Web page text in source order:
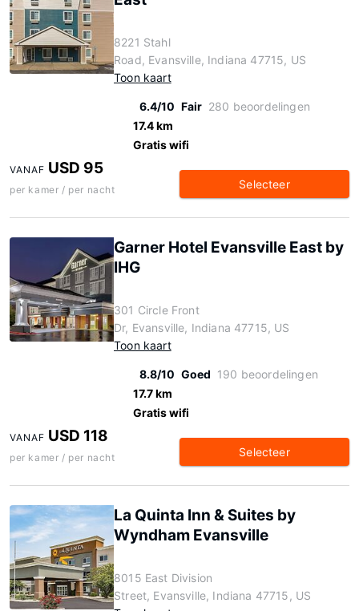
8221 Stahl
Road, Evansville, Indiana 47715, US
Toon kaart
6.4/10 Fair 280 beoordelingen
17.4 km
Gratis wifi
VANAF USD 95
per kamer / per nacht Selecteer
Garner Hotel Evansville East by
IHG
301 Circle Front
Dr, Evansville, Indiana 47715, US
Toon kaart
8.8/10 Goed 190 beoordelingen
17.7 km
Gratis wifi
VANAF USD 118
per kamer / per nacht Selecteer
La Quinta Inn & Suites by
Wyndham Evansville
8015 East Division
Street, Evansville, Indiana 47715, US